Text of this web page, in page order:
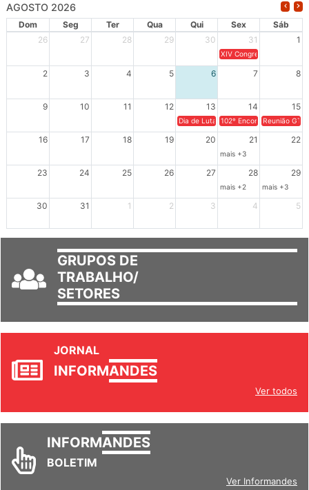
AGOSTO 2026
Dom Seg Ter Qua Qui Sex
Sáb
26
27 28 29 30 31 1
XIV Congresso Brasileiro
2 3 4 5 6 7 8
9 10 11 12 13 14 15
Dia de Luta em Defesa de Cuba e da
102º Encontro da
Reunião
16 17 18 19 20 21 22
mais +3
23 24 25 26 27 28 29
mais +2 mais +3
30 31 1 2 3 4 5
GRUPOS DE
TRABALHO/
SETORES
JORNAL
INFORMANDES
Ver todos
INFORMANDES
BOLETIM
Ver Informandes